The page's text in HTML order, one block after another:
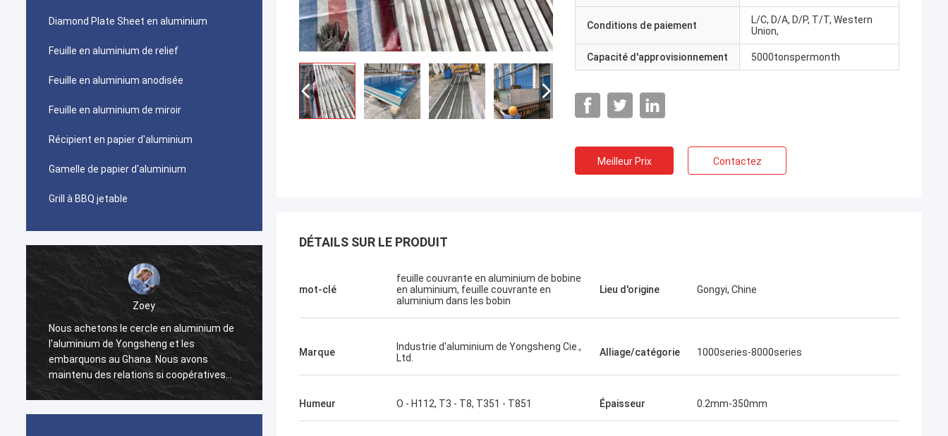
Diamond Plate Sheet en aluminium
Feuille en aluminium de relief
Feuille en aluminium anodisée
Feuille en aluminium de miroir
Récipient en papier d'aluminium
Gamelle de papier d'aluminium
Grill à BBQ jetable
Zoey
Nous achetons le cercle en aluminium de
l'aluminium de Yongsheng et les
embarquons au Ghana. Nous avons
maintenu des relations si coopératives
pendant deux années, et nous devons
Amin Mazlum
500 tonnes de bobines en aluminium de
relief de couleur d'aluminium de
Yongsheng. La qualité a été stable et le
sont très satisfaisants avec mes
produits. Nous continuerons à coopérer
avec l'aluminium de Yongsheng, nous
l'avons trouvé très facile, parce que le
délai de livraison des marchandises était
était également très professionnel. Il m'a
aidé à résoudre quelques problèmes
Conditions de paiement
L/C, D/A, D/P, T/T, Western
Union,
Capacité d'approvisionnement 5000tonspermonth
Meilleur Prix Contactez
DÉTAILS SUR LE PRODUIT
mot-clé
feuille couvrante en aluminium de bobine
en aluminium, feuille couvrante en
aluminium dans les bobin
Lieu d'origine Gongyi, Chine
Marque
Industrie d'aluminium de Yongsheng Cie.,
Ltd.
Alliage/catégorie 1000series-8000series
Humeur O - H112, T3 - T8, T351 - T851 Épaisseur 0.2mm-350mm